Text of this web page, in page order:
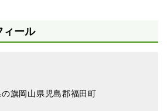
ィール
旗岡山県児島郡福田町